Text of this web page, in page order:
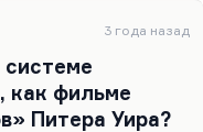
кажется: «Я
осаживать. Кто-
Смехов,
Любимовым, при…
3 года назад
системе
как фильме
Питера Уира?